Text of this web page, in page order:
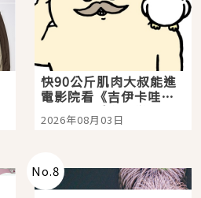
快90公斤肌肉大叔能進
電影院看《吉伊卡哇》
嗎？日本重金屬樂團
「打首」會長與nagano
2026年08月03日
No.8